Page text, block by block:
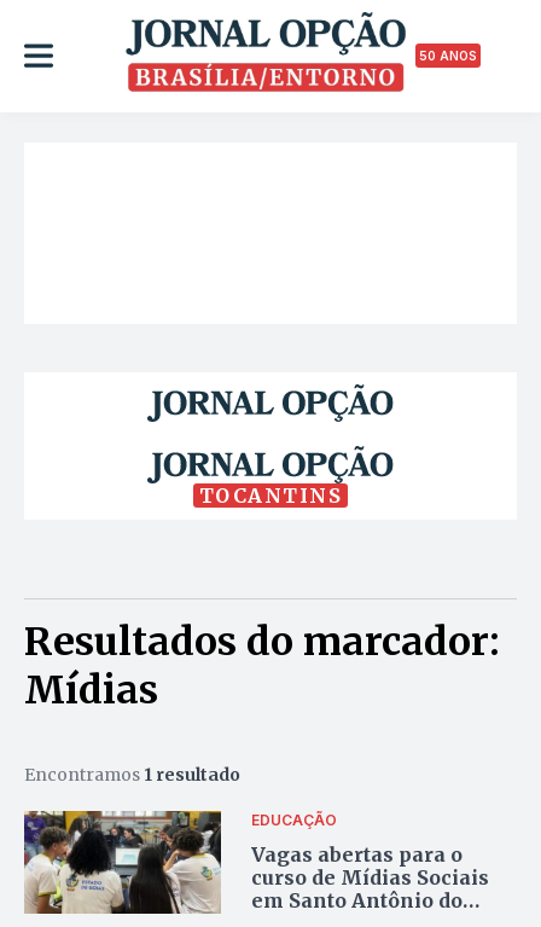
50 ANOS
TOCANTINS
Resultados do marcador:
Mídias
Encontramos 1 resultado
EDUCAÇÃO
Vagas abertas para o
curso de Mídias Sociais
em Santo Antônio do